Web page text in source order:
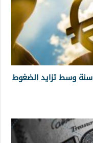
سنة وسط تزايد الضغوط